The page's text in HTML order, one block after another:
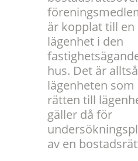
är kopplat till en
lägenhet i den
hus. Det är
lägenheten
rätten till
gäller då för
av en